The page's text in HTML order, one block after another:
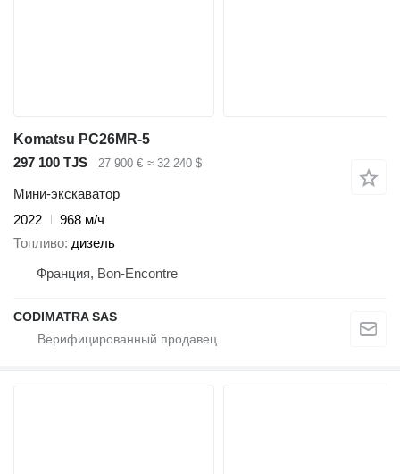
Komatsu PC26MR-5
297 100 TJS
27 900 € ≈ 32 240 $
Мини-экскаватор
2022
968 м/ч
Топливо дизель
Франция, Bon-Encontre
CODIMATRA SAS